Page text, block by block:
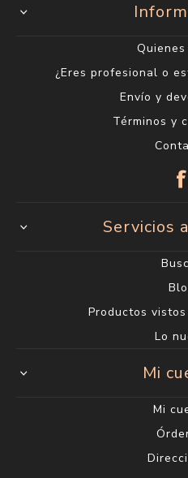
Quienes
¿Eres profesional o
Envío y
Términos y
Servicios
Productos
Lo
Mi
Mi